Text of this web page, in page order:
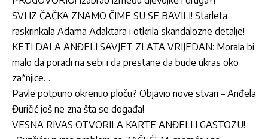
SVI IZ ČAČKA ZNAMO ČIME SU SE BAVILI! Starleta
raskrinkala Adama Adaktara i otkrila skandalozne detalje!
KETI DALA ANĐELI SAVJET ZLATA VRIJEDAN: Morala bi
malo da poradi na sebi i da prestane da bude ukras oko
za*njice…
Pavle potpuno okrenuo ploču? Objavio nove stvari – Anđela
Đuričić još ne zna šta se događa!
VESNA RIVAS OTVORILA KARTE ANĐELI I GASTOZU!